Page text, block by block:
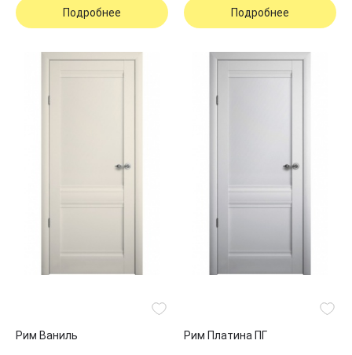
Подробнее Подробнее
Рим Ваниль Рим Платина ПГ